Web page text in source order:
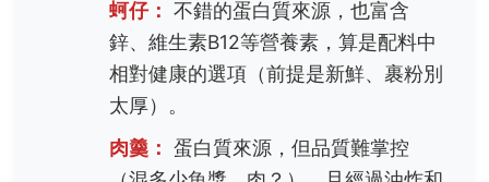
蚵仔： 不錯的蛋白質來源，也富含
鋅、維生素B12等營養素，算是配料中
相對健康的選項（前提是新鮮、裹粉別
太厚）。
肉羹： 蛋白質來源，但品質難掌控